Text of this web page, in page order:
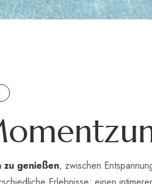
omentzu
zu genießen, zwischen